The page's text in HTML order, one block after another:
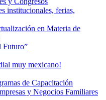
institucionales, ferias,
en Materia de
Futuro”
muy mexicano!
de Capacitación
y Negocios Familiares